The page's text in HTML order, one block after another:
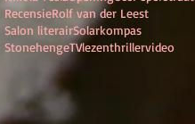
RecensieRolf van der Leest
Salon literairSolarkompas
StonehengeTVlezenthrillervideo